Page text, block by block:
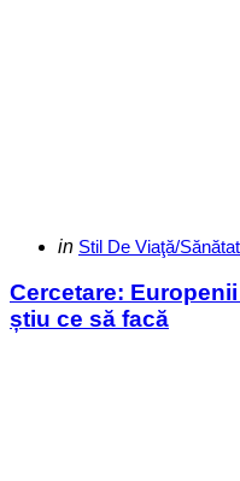
Categories
Posted
in Stil De Viaţă/
Cercetare:
știu ce să facă